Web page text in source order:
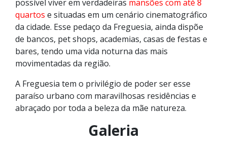
possível viver em verdadeiras mansões com até 8
quartos e situadas em um cenário cinematográfico
da cidade. Esse pedaço da Freguesia, ainda dispõe
de bancos, pet shops, academias, casas de festas e
bares, tendo uma vida noturna das mais
movimentadas da região.
A Freguesia tem o privilégio de poder ser esse
paraíso urbano com maravilhosas residências e
abraçado por toda a beleza da mãe natureza.
Galeria